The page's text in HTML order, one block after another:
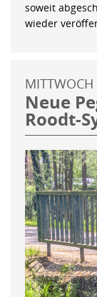
soweit
wieder
MITTWOCH
Neue
Roodt-